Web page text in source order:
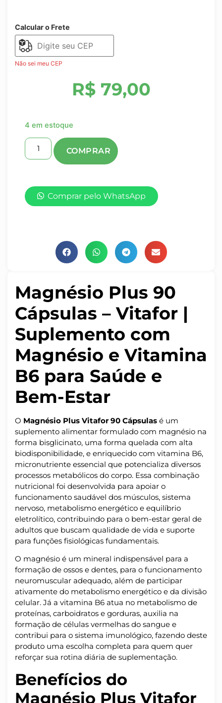
Magnésio Plus 90
Cápsulas – Vitafor |
Suplemento com
Magnésio e Vitamina
B6 para Saúde e
Bem-Estar
O Magnésio Plus Vitafor 90 Cápsulas é um
suplemento alimentar formulado com magnésio na
forma bisglicinato, uma forma quelada com alta
biodisponibilidade, e enriquecido com vitamina B6,
micronutriente essencial que potencializa diversos
processos metabólicos do corpo. Essa combinação
nutricional foi desenvolvida para apoiar o
funcionamento saudável dos músculos, sistema
nervoso, metabolismo energético e equilíbrio
eletrolítico, contribuindo para o bem-estar geral de
adultos que buscam qualidade de vida e suporte
para funções fisiológicas fundamentais.
O magnésio é um mineral indispensável para a
formação de ossos e dentes, para o funcionamento
neuromuscular adequado, além de participar
ativamente do metabolismo energético e da divisão
celular. Já a vitamina B6 atua no metabolismo de
proteínas, carboidratos e gorduras, auxilia na
formação de células vermelhas do sangue e
contribui para o sistema imunológico, fazendo deste
produto uma escolha completa para quem quer
reforçar sua rotina diária de suplementação.
Benefícios do
Magnésio Plus Vitafor
Calcular o Frete
Não sei meu CEP
R$79,00
4 em estoque
Comprar pelo WhatsApp